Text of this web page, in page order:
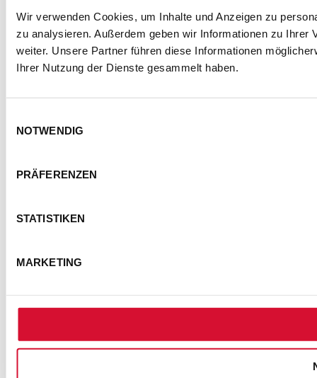
Wir verwenden Cookies, um Inhalte und Anzeigen zu
zu analysieren. Außerdem geben wir Informationen zu Ihrer
weiter. Unsere Partner führen diese Informationen
Ihrer Nutzung der Dienste gesammelt haben.
NOTWENDIG
PRÄFERENZEN
STATISTIKEN
MARKETING